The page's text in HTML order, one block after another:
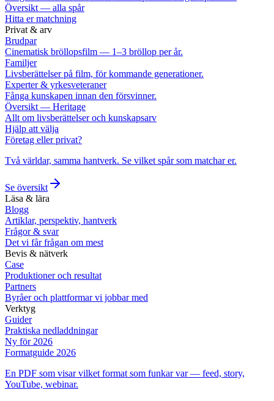
Översikt — alla spår
Hitta er matchning
Privat & arv
Brudpar
Cinematisk bröllopsfilm — 1–3 bröllop per år.
Familjer
Livsberättelser på film, för kommande generationer.
Experter & yrkesveteraner
Fånga kunskapen innan den försvinner.
Översikt — Heritage
Allt om livsberättelser och kunskapsarv
Hjälp att välja
Företag eller privat?
Två världar, samma hantverk. Se vilket spår som matchar er.
Se översikt
Läsa & lära
Blogg
Artiklar, perspektiv, hantverk
Frågor & svar
Det vi får frågan om mest
Bevis & nätverk
Case
Produktioner och resultat
Partners
Byråer och plattformar vi jobbar med
Verktyg
Guider
Praktiska nedladdningar
Ny för 2026
Formatguide 2026
En PDF som visar vilket format som funkar var — feed, story,
YouTube, webinar.